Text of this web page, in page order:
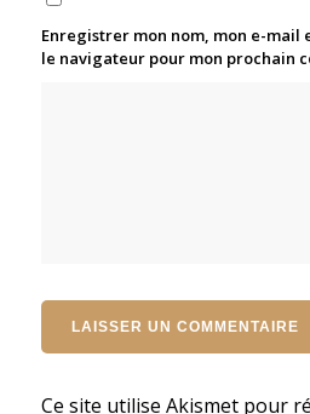
Enregistrer mon nom, mon e-mail
le navigateur pour mon prochain
Ce site utilise Akismet pour